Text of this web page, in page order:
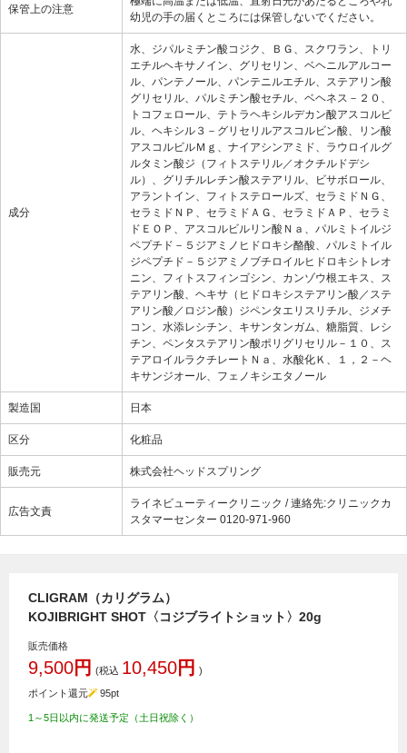
保管上の注意
幼児の手の届くところには保管しないでください。
成分
水、ジパルミチン酸コジク、ＢＧ、スクワラン、トリ
エチルヘキサノイン、グリセリン、ベヘニルアルコー
ル、パンテノール、パンテニルエチル、ステアリン酸
グリセリル、パルミチン酸セチル、ベヘネス－２０、
トコフェロール、テトラヘキシルデカン酸アスコルビ
ル、ヘキシル３－グリセリルアスコルビン酸、リン酸
アスコルビルＭｇ、ナイアシンアミド、ラウロイルグ
ルタミン酸ジ（フィトステリル／オクチルドデシ
ル）、グリチルレチン酸ステアリル、ビサボロール、
アラントイン、フィトステロールズ、セラミドＮＧ、
セラミドＮＰ、セラミドＡＧ、セラミドＡＰ、セラミ
ドＥＯＰ、アスコルビルリン酸Ｎａ、パルミトイルジ
ペプチド－５ジアミノヒドロキシ酪酸、パルミトイル
ジペプチド－５ジアミノブチロイルヒドロキシトレオ
ニン、フィトスフィンゴシン、カンゾウ根エキス、ス
テアリン酸、ヘキサ（ヒドロキシステアリン酸／ステ
アリン酸／ロジン酸）ジペンタエリスリチル、ジメチ
コン、水添レシチン、キサンタンガム、糖脂質、レシ
チン、ペンタステアリン酸ポリグリセリル－１０、ス
テアロイルラクチレートＮａ、水酸化Ｋ、１，２－ヘ
キサンジオール、フェノキシエタノール
製造国 日本
区分 化粧品
販売元 株式会社ヘッドスプリング
広告文責
ライネビューティークリニック / 連絡先:クリニックカ
スタマーセンター 0120-971-960
CLIGRAM（カリグラム）
KOJIBRIGHT SHOT〈コジブライトショット〉20g
販売価格
9,500円 (税込 10,450円 )
ポイント還元 95pt
1～5日以内に発送予定（土日祝除く）